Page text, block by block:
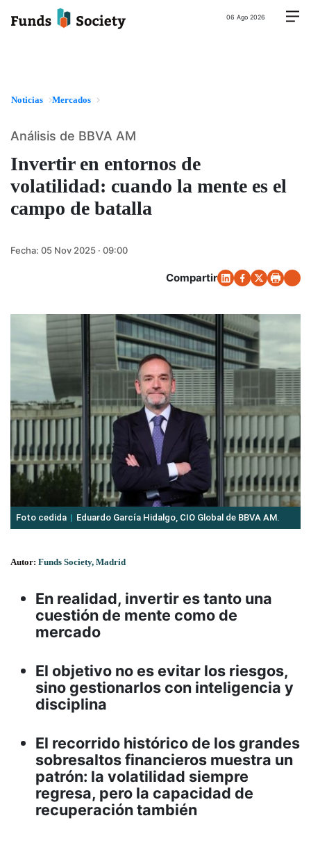
06 Ago 2026
Noticias Mercados
Invertir en entornos de
volatilidad: cuando la mente es el
campo de batalla
Análisis de BBVA AM
Fecha: 05 Nov 2025 · 09:00
Compartir
Foto cedida Eduardo García Hidalgo, CIO Global de BBVA AM.
Autor: Funds Society, Madrid
En realidad, invertir es tanto una
cuestión de mente como de
mercado
El objetivo no es evitar los riesgos,
sino gestionarlos con inteligencia y
disciplina
El recorrido histórico de los grandes
sobresaltos financieros muestra un
patrón: la volatilidad siempre
regresa, pero la capacidad de
recuperación también